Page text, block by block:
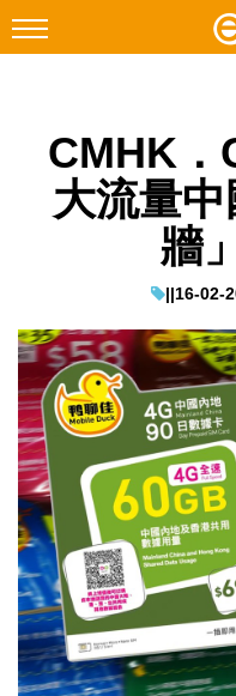
Facebook Instagram
科技焦點
教學評測
EduTech
IT Times
生成式AI與雲端應用
Enterprise Digital
特集
CMHK．
大流量
牆
||16-02-